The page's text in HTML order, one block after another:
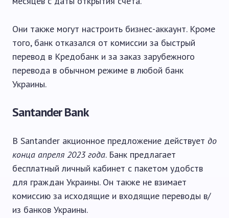
Они также могут настроить бизнес-аккаунт. Кроме
того, банк отказался от комиссии за быстрый
перевод в Кредобанк и за заказ зарубежного
перевода в обычном режиме в любой банк
Украины.
Santander Bank
В Santander акционное предложение действует до
конца апреля 2023 года. Банк предлагает
бесплатный личный кабинет с пакетом удобств
для граждан Украины. Он также не взимает
комиссию за исходящие и входящие переводы в/
из банков Украины.